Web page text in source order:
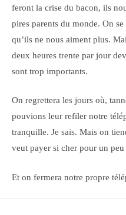
feront la crise du bacon, ils
pires parents du monde. On
qu’ils ne nous aiment plus.
deux heures trente par jour
sont trop importants.
On regrettera les jours où,
pouvions leur refiler notre
tranquille. Je sais. Mais on
veut payer si cher pour un
Et on fermera notre propre